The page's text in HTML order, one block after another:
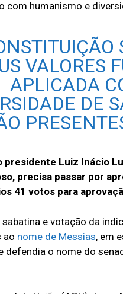
com humanismo e
VALORES
APLICADA
DE
presidente Luiz Inácio
precisa passar por
41 votos para
e votação da
ao nome de Messias, em
defendia o nome do